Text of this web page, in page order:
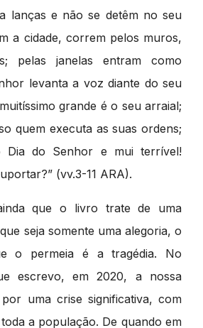
lanças e não se detêm no seu
a cidade, correm pelos muros,
pelas janelas entram como
levanta a voz diante do seu
grande é o seu arraial;
quem executa as suas ordens;
Dia do Senhor e mui terrível!
(vv.3-11 ARA).
que o livro trate de uma
seja somente uma alegoria, o
o permeia é a tragédia. No
escrevo, em 2020, a nossa
por uma crise significativa, com
a população. De quando em